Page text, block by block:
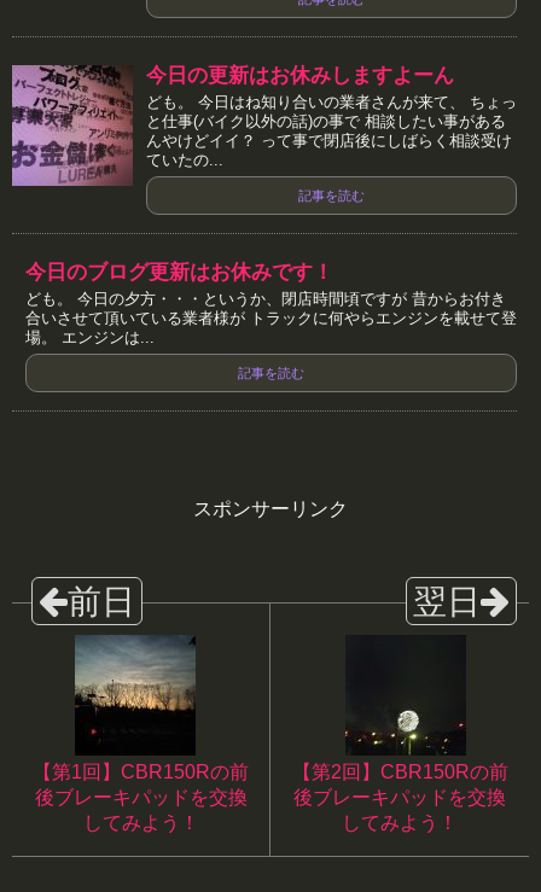
今日の更新はお休みしますよーん
ども。 今日はね知り合いの業者さんが来て、 ちょっ
と仕事(バイク以外の話)の事で 相談したい事がある
んやけどイイ？ って事で閉店後にしばらく相談受け
ていたの...
記事を読む
今日のブログ更新はお休みです！
ども。 今日の夕方・・・というか、閉店時間頃ですが 昔からお付き
合いさせて頂いている業者様が トラックに何やらエンジンを載せて登
場。 エンジンは...
記事を読む
スポンサーリンク
【第1回】CBR150Rの前
後ブレーキパッドを交換
してみよう！
【第2回】CBR150Rの前
後ブレーキパッドを交換
してみよう！